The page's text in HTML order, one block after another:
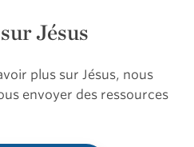
Jésus
plus sur Jésus, nous
envoyer des ressources